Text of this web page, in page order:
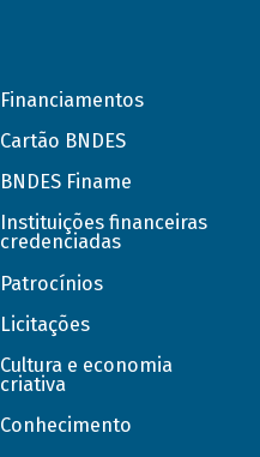
Financiamentos
Cartão BNDES
BNDES Finame
Instituições financeiras
credenciadas
Patrocínios
Licitações
Cultura e economia
criativa
Conhecimento